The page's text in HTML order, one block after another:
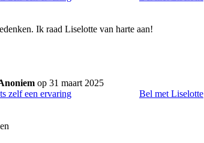
Ik raad Liselotte van harte aan!
op 31 maart 2025
zelf een ervaring
Bel met Liselotte